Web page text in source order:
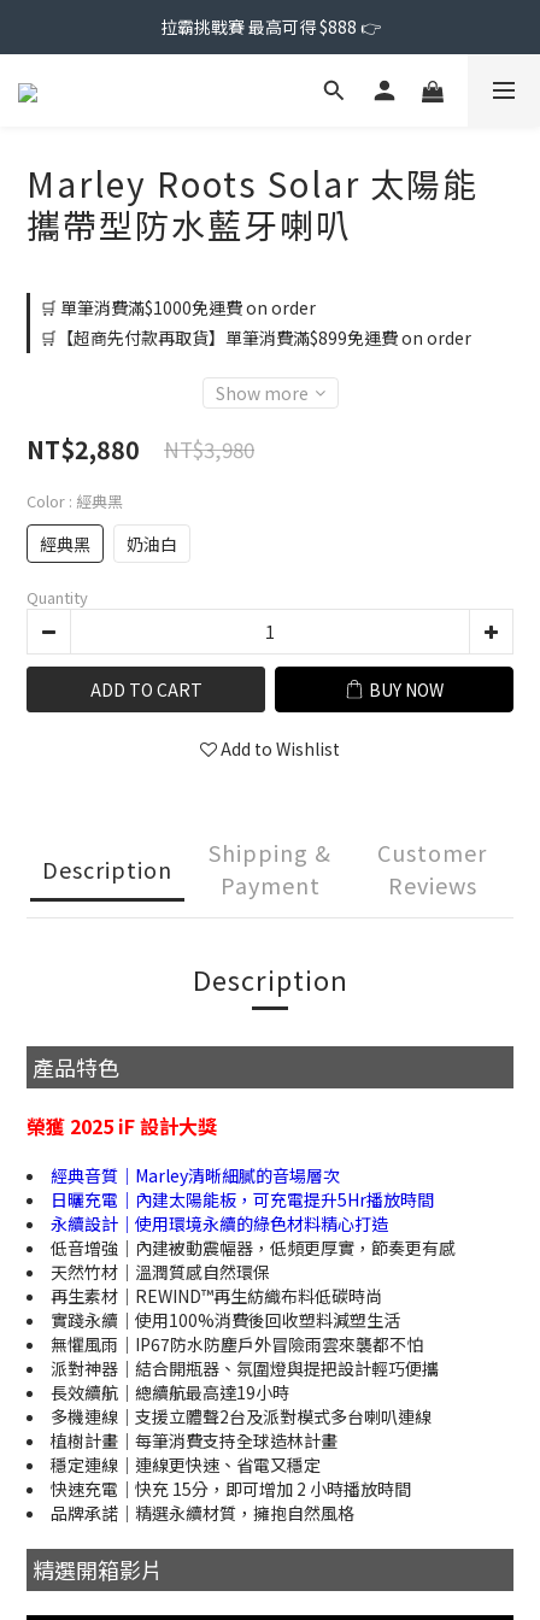
拉霸挑戰賽 最高可得 $888 👉
Marley Roots Solar 太陽能
攜帶型防水藍牙喇叭
🛒 單筆消費滿$1000免運費 on order
🛒【超商先付款再取貨】單筆消費滿$899免運費 on order
Show more
NT$2,880 NT$3,980
Color : 經典黑
經典黑 奶油白
Quantity
ADD TO CART BUY NOW
Add to Wishlist
Description
Shipping &
Payment
Customer
Reviews
Description
產品特色
榮獲 2025 iF 設計大獎
經典音質｜Marley清晰細膩的音場層次
日曬充電｜內建太陽能板，可充電提升5Hr播放時間
永續設計｜使用環境永續的綠色材料精心打造
低音增強｜內建被動震幅器，低頻更厚實，節奏更有感
天然竹材｜溫潤質感自然環保
再生素材｜REWIND™再生紡織布料低碳時尚
實踐永續｜使用100%消費後回收塑料減塑生活
無懼風雨｜IP67防水防塵戶外冒險雨雲來襲都不怕
派對神器｜結合開瓶器、氛圍燈與提把設計輕巧便攜
長效續航｜總續航最高達19小時
多機連線｜支援立體聲2台及派對模式多台喇叭連線
植樹計畫｜每筆消費支持全球造林計畫
穩定連線｜連線更快速、省電又穩定
快速充電｜快充 15分，即可增加 2 小時播放時間
品牌承諾｜精選永續材質，擁抱自然風格
精選開箱影片